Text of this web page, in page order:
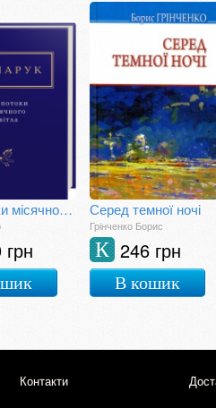
Три потоки місячного світла Серед темної ночі
Грінченко Борис
246 грн
К
В кошик
Контакти